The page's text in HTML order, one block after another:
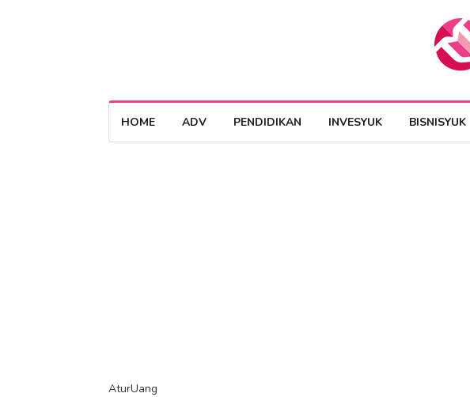
HOME ADV PENDIDIKAN INVESYUK BISNISYUK
AturUang